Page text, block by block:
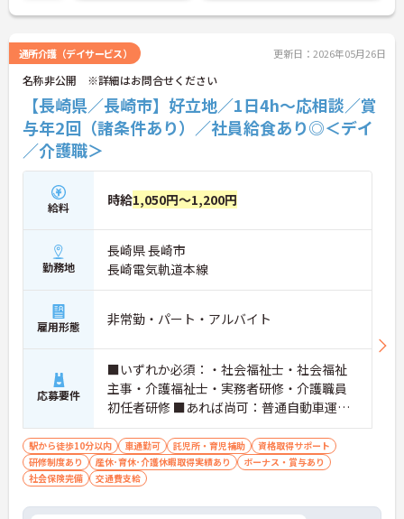
（プラス）制度（最大10万円）、資格取得支援制度
す。社内研修やキャリアパス制度も整っており、ス
キルアップを目指したい方にも最適です。ご興味の
ある方には、面接対策ポイントなど、さらに詳細を
お話ししますのでお気軽にご相談ください！
通所介護（デイサービス） 更新日：2026年05月26日
名称非公開 ※詳細はお問合せください
【長崎県／長崎市】好立地／1日4h～応相談／賞
与年2回（諸条件あり）／社員給食あり◎＜デイ
／介護職＞
給料 時給1,050円～1,200円
勤務地
長崎県 長崎市
長崎電気軌道本線
雇用形態 非常勤・パート・アルバイト
応募要件
■いずれか必須：・社会福祉士・社会福祉
主事・介護福祉士・実務者研修・介護職員
初任者研修 ■あれば尚可：普通自動車運転
免許（AT限定可）
駅から徒歩10分以内 車通勤可 託児所・育児補助
資格取得サポート
研修制度あり
産休･育休･介護休暇取得実績あり
ボーナス・賞与あり
社会保険完備
交通費支給